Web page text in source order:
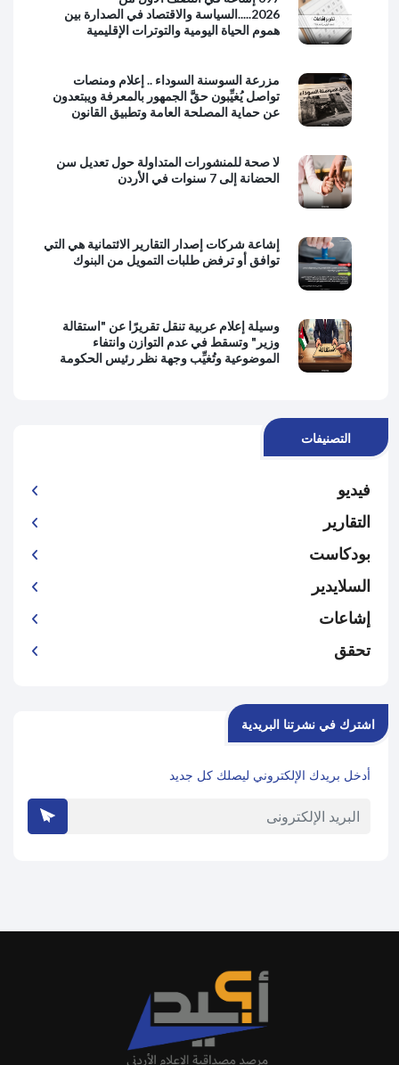
2026.....السياسة والاقتصاد في الصدارة بين
هموم الحياة اليومية والتوترات الإقليمية
مزرعة السوسنة السوداء .. إعلام ومنصات
تواصل يُغيِّبون حقَّ الجمهور بالمعرفة ويبتعدون
عن حماية المصلحة العامة وتطبيق القانون
لا صحة للمنشورات المتداولة حول تعديل سن
الحضانة إلى 7 سنوات في الأردن
إشاعة شركات إصدار التقارير الائتمانية هي التي
توافق أو ترفض طلبات التمويل من البنوك
وسيلة إعلام عربية تنقل تقريرًا عن "استقالة
وزير" وتسقط في عدم التوازن وانتفاء
الموضوعية وتُغيِّب وجهة نظر رئيس الحكومة
التصنيفات
فيديو
التقارير
بودكاست
السلايدير
إشاعات
تحقق
اشترك في نشرتنا البريدية
أدخل بريدك الإلكتروني ليصلك كل جديد